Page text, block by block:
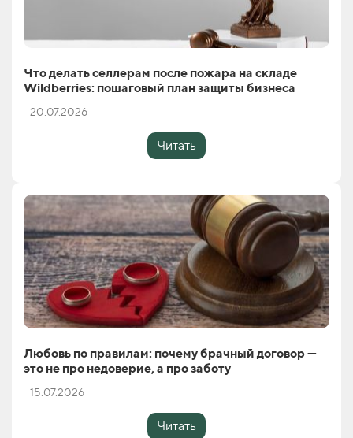
Что делать селлерам после пожара на складе
Wildberries: пошаговый план защиты бизнеса
20.07.2026
Читать
Любовь по правилам: почему брачный договор —
это не про недоверие, а про заботу
15.07.2026
Читать